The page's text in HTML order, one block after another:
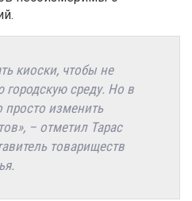
киоски, чтобы не
городскую среду. Но в
просто изменить
– отметил Тарас
товариществ